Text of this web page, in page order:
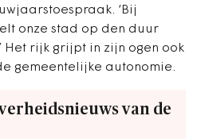
‘Bij
onze stad op den duur
Het rijk grijpt in zijn ogen ook
gemeentelijke autonomie.
van de